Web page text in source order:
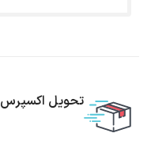
تحویل اکسپرس